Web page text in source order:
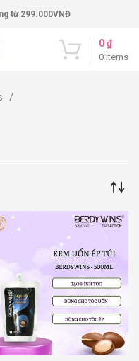
từ 299.000VNĐ
0 items
0₫